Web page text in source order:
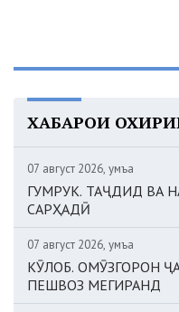
ХАБАРҲОИ
07 август 2026, Ҷумъа
ГУМРУК. ТАҶДИД ВА
САРҲАДӢ
07 август 2026, Ҷумъа
КӮЛОБ. ОМӮЗГОРОН
ПЕШВОЗ МЕГИРАНД